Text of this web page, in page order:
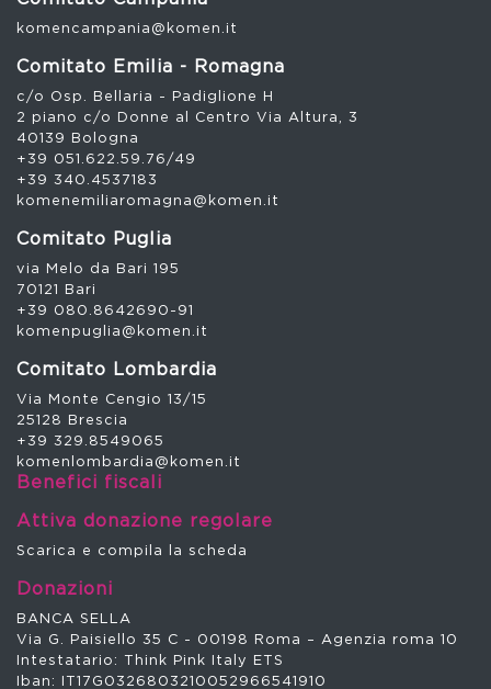
komencampania@komen.it
Comitato Emilia - Romagna
c/o Osp. Bellaria - Padiglione H
2 piano c/o Donne al Centro Via Altura, 3
40139 Bologna
+39 051.622.59.76/49
+39 340.4537183
komenemiliaromagna@komen.it
Comitato Puglia
via Melo da Bari 195
70121 Bari
+39 080.8642690-91
komenpuglia@komen.it
Comitato Lombardia
Via Monte Cengio 13/15
25128 Brescia
+39 329.8549065
komenlombardia@komen.it
Benefici fiscali
Attiva donazione regolare
Scarica e compila la scheda
Donazioni
BANCA SELLA
Via G. Paisiello 35 C - 00198 Roma – Agenzia roma 10
Intestatario: Think Pink Italy ETS
Iban: IT17G0326803210052966541910